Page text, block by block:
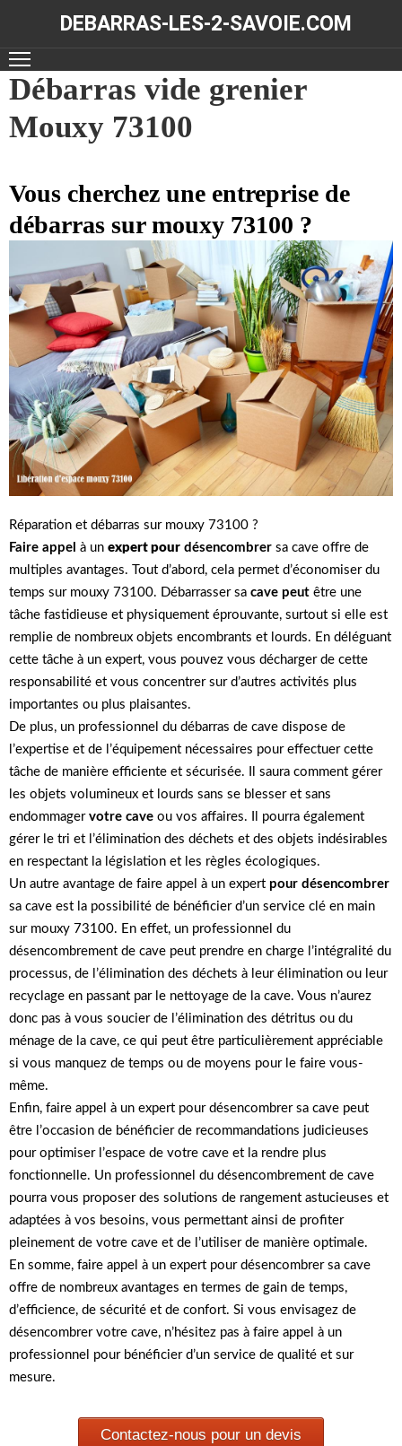
DEBARRAS-LES-2-SAVOIE.COM
ACCUEIL
DÉBARRAS
RÉALISATIONS
CONTACT
Débarras vide grenier
Mouxy 73100
Vous cherchez une entreprise de
débarras sur mouxy 73100 ?
Réparation et débarras sur mouxy 73100 ?
Faire appel à un expert pour désencombrer sa cave offre de
multiples avantages. Tout d’abord, cela permet d’économiser du
temps sur mouxy 73100. Débarrasser sa cave peut être une
tâche fastidieuse et physiquement éprouvante, surtout si elle est
remplie de nombreux objets encombrants et lourds. En déléguant
cette tâche à un expert, vous pouvez vous décharger de cette
responsabilité et vous concentrer sur d’autres activités plus
importantes ou plus plaisantes.
De plus, un professionnel du débarras de cave dispose de
l’expertise et de l’équipement nécessaires pour effectuer cette
tâche de manière efficiente et sécurisée. Il saura comment gérer
les objets volumineux et lourds sans se blesser et sans
endommager votre cave ou vos affaires. Il pourra également
gérer le tri et l’élimination des déchets et des objets indésirables
en respectant la législation et les règles écologiques.
Un autre avantage de faire appel à un expert pour désencombrer
sa cave est la possibilité de bénéficier d’un service clé en main
sur mouxy 73100. En effet, un professionnel du
désencombrement de cave peut prendre en charge l’intégralité du
processus, de l’élimination des déchets à leur élimination ou leur
recyclage en passant par le nettoyage de la cave. Vous n’aurez
donc pas à vous soucier de l’élimination des détritus ou du
ménage de la cave, ce qui peut être particulièrement appréciable
si vous manquez de temps ou de moyens pour le faire vous-
même.
Enfin, faire appel à un expert pour désencombrer sa cave peut
être l’occasion de bénéficier de recommandations judicieuses
pour optimiser l’espace de votre cave et la rendre plus
fonctionnelle. Un professionnel du désencombrement de cave
pourra vous proposer des solutions de rangement astucieuses et
adaptées à vos besoins, vous permettant ainsi de profiter
pleinement de votre cave et de l’utiliser de manière optimale.
En somme, faire appel à un expert pour désencombrer sa cave
offre de nombreux avantages en termes de gain de temps,
d’efficience, de sécurité et de confort. Si vous envisagez de
désencombrer votre cave, n’hésitez pas à faire appel à un
professionnel pour bénéficier d’un service de qualité et sur
mesure.
Contactez-nous pour un devis